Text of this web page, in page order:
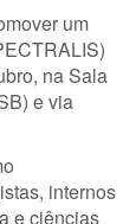
um
na Sala
e via
internos
e ciências